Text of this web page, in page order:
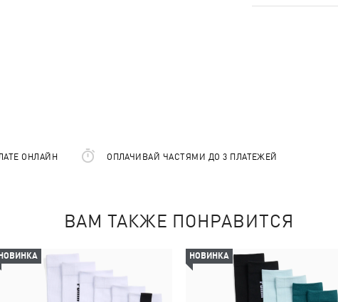
ОНЛАЙН ОПЛАЧИВАЙ ЧАСТЯМИ ДО 3 ПЛАТЕЖЕЙ
ВАМ ТАКЖЕ ПОНРАВИТСЯ
НОВИНКА